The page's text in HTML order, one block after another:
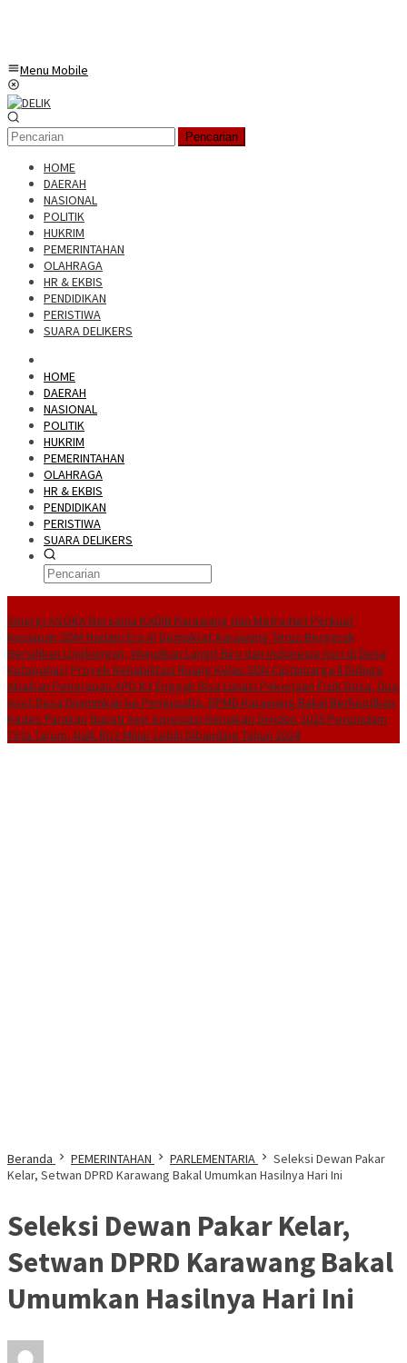
Menu Mobile
Pencarian
HOME
DAERAH
NASIONAL
POLITIK
HUKRIM
PEMERINTAHAN
OLAHRAGA
HR & EKBIS
PENDIDIKAN
PERISTIWA
SUARA DELIKERS
HOME
DAERAH
NASIONAL
POLITIK
HUKRIM
PEMERINTAHAN
OLAHRAGA
HR & EKBIS
PENDIDIKAN
PERISTIWA
SUARA DELIKERS
Sinergi ASOKA Bersama KADIN Karawang dan Metra-Net Perkuat
Kesiapan SDM Hadapi Era AI Demokrat Karawang Terus Bergerak
Bersihkan Lingkungan, Wujudkan Langit Biru dan Indonesia Asri di Desa
Kutapohaci Proyek Rehabilitasi Ruang Kelas SDN Ciptamarga II Diduga
Abaikan Penerapan APD K3 Enggak Bisa Lunasi Pekerjaan Fisik Desa, Dua
Aset Desa Dijaminkan ke Pengusaha, DPMD Karawang Bakal Berhentikan
Kades Parakan Bupati Aep Apresiasi Kenaikan Dividen 2025 Perumdam
Tirta Tarum, Naik Rp3 Miliar Lebih Dibanding Tahun 2024
Beranda PEMERINTAHAN PARLEMENTARIA
Seleksi Dewan Pakar
Kelar, Setwan DPRD Karawang Bakal Umumkan Hasilnya Hari Ini
Seleksi Dewan Pakar Kelar,
Setwan DPRD Karawang Bakal
Umumkan Hasilnya Hari Ini